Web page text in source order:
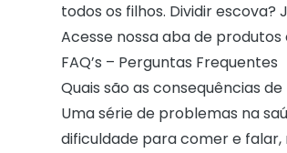
todos os filhos. Dividir
Acesse nossa aba de
FAQ’s – Perguntas Frequentes
Quais são as consequências
Uma série de problemas na
dificuldade para comer e